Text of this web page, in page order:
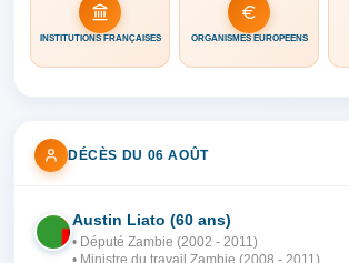
INSTITUTIONS FRANÇAISES ORGANISMES EUROPÉENS
DÉCÈS DU 06 AOÛT
ZA
Austin Liato (60 ans)
• Député Zambie (2002 - 2011)
• Ministre du travail Zambie (2008 - 2011)